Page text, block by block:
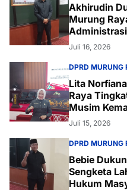
Akhirudin
Murung
Juli 16, 2026
DPRD MURUNG
Lita
Raya
Musim
Juli 15, 2026
DPRD MURUNG
Bebie
Sengketa
Hukum